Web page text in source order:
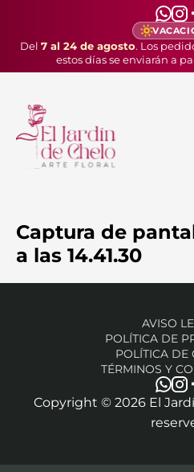
Del 7 al 24 de agosto. Los
estos días se enviarán a
Captura de
a las 14.41.30
Copyright © 2026 El
AVISO
POLÍTICA DE
POLÍTICA DE
TÉRMINOS Y